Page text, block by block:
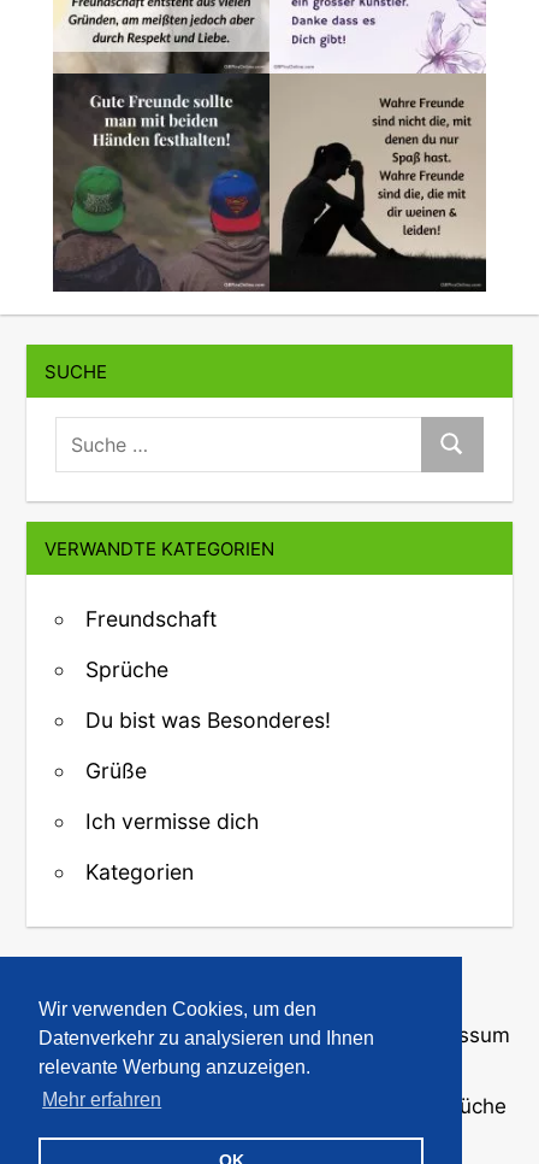
Wir verwenden Cookies, um den
Datenverkehr zu analysieren und Ihnen
relevante Werbung anzuzeigen.
Mehr erfahren
SUCHE
suche:
Suche
VERWANDTE KATEGORIEN
Freundschaft
Sprüche
Du bist was Besonderes!
Grüße
Ich vermisse dich
Kategorien
↑ Zurück zum Anfang
Über uns·Kontakt·Datenschutz Impressum
© 2008-2026
· Bilder und Sprüche
für WhatsApp und Profile